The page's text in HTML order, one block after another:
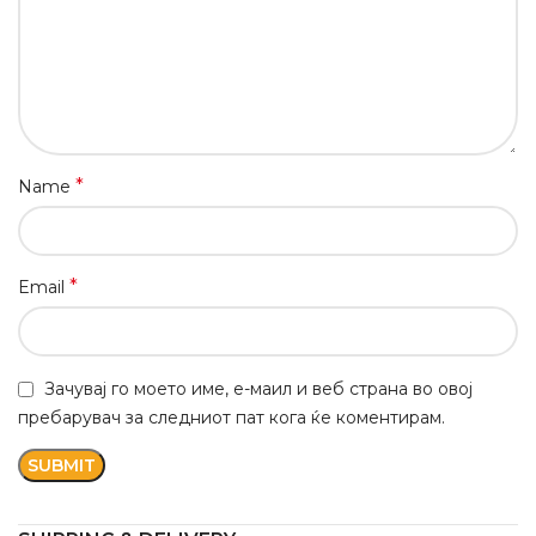
Name *
Email *
Зачувај го моето име, е-маил и веб страна во овој
пребарувач за следниот пат кога ќе коментирам.